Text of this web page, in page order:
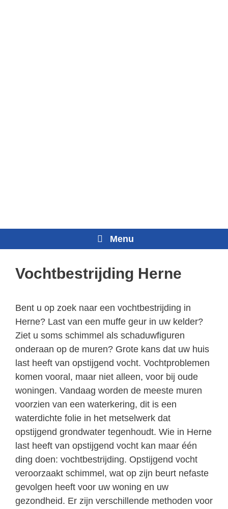
Menu
Vochtbestrijding Herne
Bent u op zoek naar een vochtbestrijding in
Herne? Last van een muffe geur in uw kelder?
Ziet u soms schimmel als schaduwfiguren
onderaan op de muren? Grote kans dat uw huis
last heeft van opstijgend vocht. Vochtproblemen
komen vooral, maar niet alleen, voor bij oude
woningen. Vandaag worden de meeste muren
voorzien van een waterkering, dit is een
waterdichte folie in het metselwerk dat
opstijgend grondwater tegenhoudt. Wie in Herne
last heeft van opstijgend vocht kan maar één
ding doen: vochtbestrijding. Opstijgend vocht
veroorzaakt schimmel, wat op zijn beurt nefaste
gevolgen heeft voor uw woning en uw
gezondheid. Er zijn verschillende methoden voor